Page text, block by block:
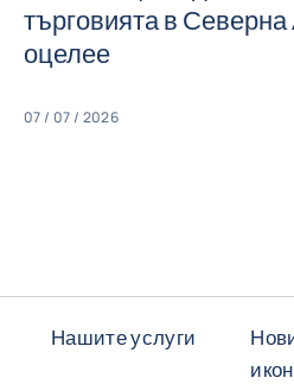
търговията в
оцелее
07 / 07 / 2026
Нашите услуги